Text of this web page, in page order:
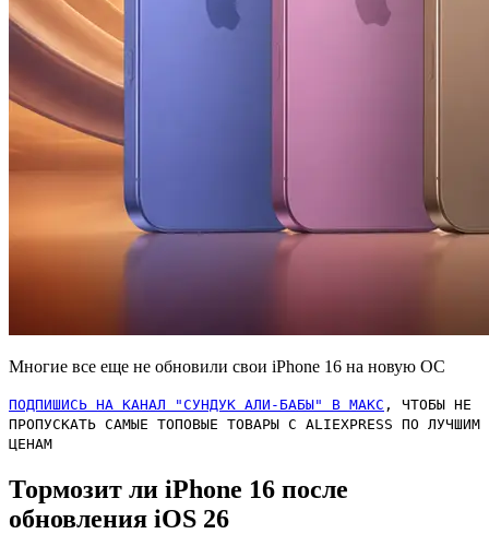
Многие все еще не обновили свои iPhone 16 на новую ОС
ПОДПИШИСЬ НА КАНАЛ "СУНДУК АЛИ-БАБЫ" В МАКС , ЧТОБЫ НЕ
ПРОПУСКАТЬ САМЫЕ ТОПОВЫЕ ТОВАРЫ С ALIEXPRESS ПО ЛУЧШИМ
ЦЕНАМ
Тормозит ли iPhone 16 после
обновления iOS 26